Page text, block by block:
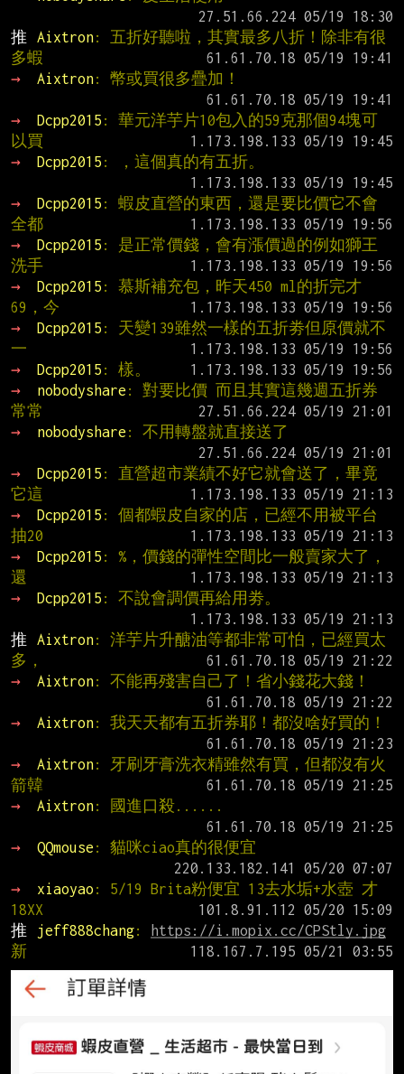
推
Aixtron: 五折好聽啦，其實最多八折！除非有很
多蝦
→
Aixtron: 幣或買很多疊加！
→
Dcpp2015 : 華元洋芋片10包入的59克那個94塊可
以買
→
Dcpp2015 : ，這個真的有五折。
→
Dcpp2015 : 蝦皮直營的東西，還是要比價它不會
全都
→
Dcpp2015 : 是正常價錢，會有漲價過的例如獅王
洗手
→
Dcpp2015 : 慕斯補充包，昨天450 ml的折完才
69，今
→
Dcpp2015 : 天變139雖然一樣的五折劵但原價就不
一
→
Dcpp2015 : 樣。
→
nobodyshare : 對要比價 而且其實這幾週五折券
常常
→
nobodyshare : 不用轉盤就直接送了
→
Dcpp2015 : 直營超市業績不好它就會送了，畢竟
它這
→
Dcpp2015 : 個都蝦皮自家的店，已經不用被平台
抽20
→
Dcpp2015 : %，價錢的彈性空間比一般賣家大了，
還
→
Dcpp2015 : 不說會調價再給用劵。
推
Aixtron: 洋芋片升醣油等都非常可怕，已經買太
多，
→
Aixtron: 不能再殘害自己了！省小錢花大錢！
→
Aixtron: 我天天都有五折券耶！都沒啥好買的！
→
Aixtron: 牙刷牙膏洗衣精雖然有買，但都沒有火
箭韓
→
Aixtron: 國進口殺......
→
QQmouse : 貓咪ciao真的很便宜
→
xiaoyao : 5/19 Brita粉便宜 13去水垢+水壺 才
18XX
推
jeff888chang:
https://i.mopix.cc/CPStly.jpg
新